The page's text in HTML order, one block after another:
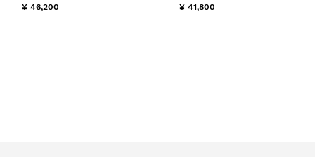
¥ 46,200
¥ 41,800